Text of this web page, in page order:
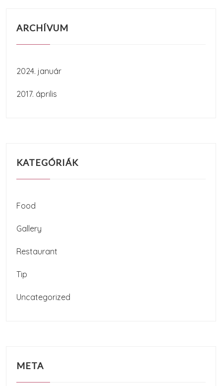
ARCHÍVUM
2024. január
2017. április
KATEGÓRIÁK
Food
Gallery
Restaurant
Tip
Uncategorized
META